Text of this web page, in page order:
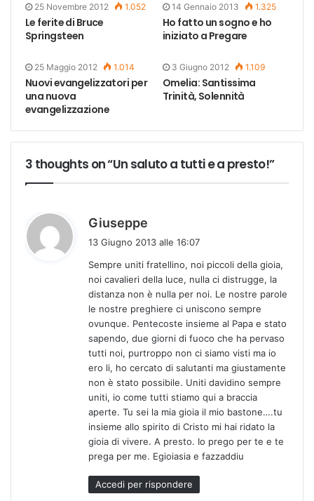
25 Novembre 2012 1.052
Le ferite di Bruce
Springsteen
14 Gennaio 2013 1.325
Ho fatto un sogno e ho
iniziato a Pregare
25 Maggio 2012 1.014
Nuovi evangelizzatori per
una nuova
evangelizzazione
3 Giugno 2012 1.109
Omelia: Santissima
Trinità, Solennità
3 thoughts on “Un saluto a tutti e a presto!”
Giuseppe
e
t
t
o
13 Giugno 2013 alle 16:07
Sempre uniti fratellino, noi piccoli della gioia,
noi cavalieri della luce, nulla ci distrugge, la
distanza non è nulla per noi. Le nostre parole
le nostre preghiere ci uniscono sempre
ovunque. Pentecoste insieme al Papa e stato
sapendo, due giorni di fuoco che ha pervaso
tutti noi, purtroppo non ci siamo visti ma io
ero li, ho cercato di salutanti ma giustamente
non è stato possibile. Uniti davidino sempre
uniti, io come tutti stiamo qui a braccia
aperte. Tu sei la mia gioia il mio bastone….tu
insieme allo spirito di Cristo mi hai ridato la
gioia di vivere. A presto. Io prego per te e te
prega per me. Egioiasia e fazzaddiu
Accedi per rispondere